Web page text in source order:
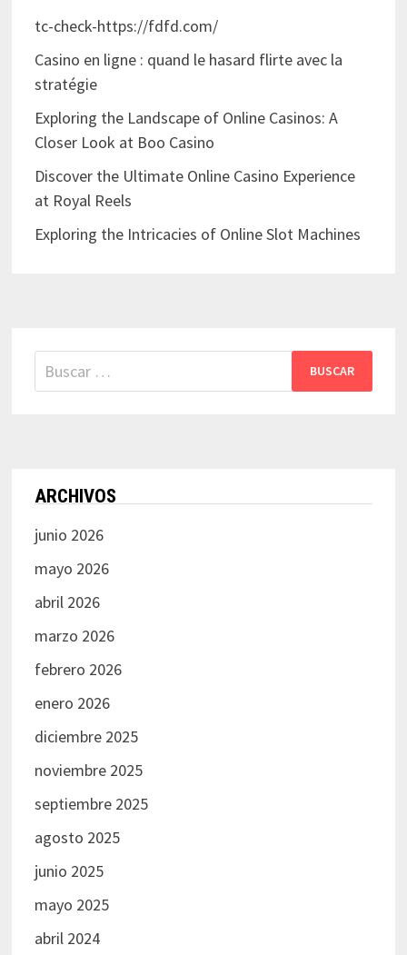
tc-check-https://fdfd.com/
Casino en ligne : quand le hasard flirte avec la
stratégie
Exploring the Landscape of Online Casinos: A
Closer Look at Boo Casino
Discover the Ultimate Online Casino Experience
at Royal Reels
Exploring the Intricacies of Online Slot Machines
Buscar:
ARCHIVOS
junio 2026
mayo 2026
abril 2026
marzo 2026
febrero 2026
enero 2026
diciembre 2025
noviembre 2025
septiembre 2025
agosto 2025
junio 2025
mayo 2025
abril 2024